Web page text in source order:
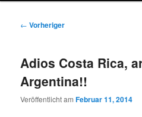
Beitragsnavigation
← Vorheriger
Adios Costa Rica,
Argentina!!
Veröffentlicht amFebruar 11, 2014